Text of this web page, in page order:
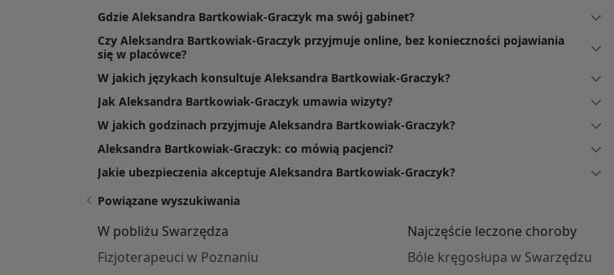
Gdzie Aleksandra Bartkowiak-Graczyk ma swój gabinet?
Czy Aleksandra Bartkowiak-Graczyk przyjmuje online, bez konieczności pojawiania
się w placówce?
W jakich językach konsultuje Aleksandra Bartkowiak-Graczyk?
Jak Aleksandra Bartkowiak-Graczyk umawia wizyty?
W jakich godzinach przyjmuje Aleksandra Bartkowiak-Graczyk?
Aleksandra Bartkowiak-Graczyk: co mówią pacjenci?
Jakie ubezpieczenia akceptuje Aleksandra Bartkowiak-Graczyk?
Powiązane wyszukiwania
W pobliżu Swarzędza
Fizjoterapeuci w Poznaniu
Najczęście leczone choroby
Bóle kręgosłupa w Swarzędzu